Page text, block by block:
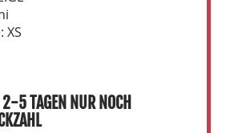
XS
2-5 TAGEN NUR NOCH